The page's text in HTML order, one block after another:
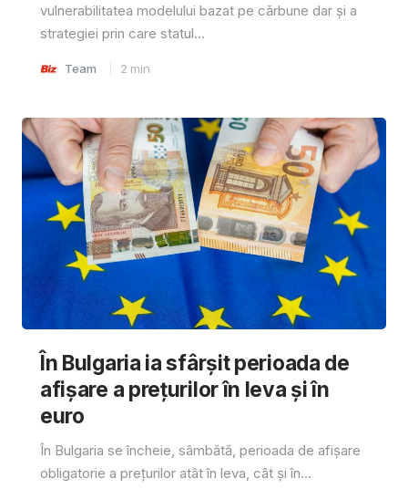
vulnerabilitatea modelului bazat pe cărbune dar și a
strategiei prin care statul...
Team 2 min
În Bulgaria ia sfârşit perioada de
afișare a prețurilor în ​​leva și în
euro
În Bulgaria se încheie, sâmbătă, perioada de afișare
obligatorie a prețurilor atât în ​​leva, cât și în...